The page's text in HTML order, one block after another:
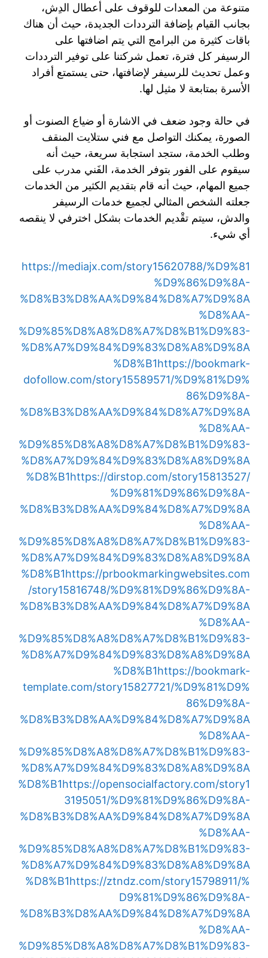
متنوعة من المعدات للوقوف على أعطال الدِش،
بجانب القيام بإضافة الترددات الجديدة، حيث أن هناك
باقات كثيرة من البرامج التي يتم اضافتها على
الرسيفر كل فترة، تعمل شركتنا على توفير الترددات
وعمل تحديث للرسيفر لإضافتها، حتى يستمتع أفراد
الأسرة بمتابعة لا مثيل لها.
في حالة وجود ضعف في الاشارة أو ضياع الصنوت أو
الصورة، يمكنك التواصل مع فني ستلايت المنقف
وطلب الخدمة، ستجد استجابة سريعة، حيث أنه
سيقوم على الفور بتوفر الخدمة، الفَني مدرب على
جميع المهام، حيث أنه قام بتقديم الكثير من الخدمات
جعلته الشخص المثالي لجميع خدمات الرسيفر
والدش، سيتم تقْديم الخدمات بشكل اخترفي لا ينقصه
أي شيء.
https://mediajx.com/story15620788/%D9%81
%D9%86%D9%8A-
%D8%B3%D8%AA%D9%84%D8%A7%D9%8A
%D8%AA-
%D9%85%D8%A8%D8%A7%D8%B1%D9%83-
%D8%A7%D9%84%D9%83%D8%A8%D9%8A
%D8%B1https://bookmark-
dofollow.com/story15589571/%D9%81%D9%
86%D9%8A-
%D8%B3%D8%AA%D9%84%D8%A7%D9%8A
%D8%AA-
%D9%85%D8%A8%D8%A7%D8%B1%D9%83-
%D8%A7%D9%84%D9%83%D8%A8%D9%8A
%D8%B1https://dirstop.com/story15813527/
%D9%81%D9%86%D9%8A-
%D8%B3%D8%AA%D9%84%D8%A7%D9%8A
%D8%AA-
%D9%85%D8%A8%D8%A7%D8%B1%D9%83-
%D8%A7%D9%84%D9%83%D8%A8%D9%8A
%D8%B1https://prbookmarkingwebsites.com
/story15816748/%D9%81%D9%86%D9%8A-
%D8%B3%D8%AA%D9%84%D8%A7%D9%8A
%D8%AA-
%D9%85%D8%A8%D8%A7%D8%B1%D9%83-
%D8%A7%D9%84%D9%83%D8%A8%D9%8A
%D8%B1https://bookmark-
template.com/story15827721/%D9%81%D9%
86%D9%8A-
%D8%B3%D8%AA%D9%84%D8%A7%D9%8A
%D8%AA-
%D9%85%D8%A8%D8%A7%D8%B1%D9%83-
%D8%A7%D9%84%D9%83%D8%A8%D9%8A
%D8%B1https://opensocialfactory.com/story1
3195051/%D9%81%D9%86%D9%8A-
%D8%B3%D8%AA%D9%84%D8%A7%D9%8A
%D8%AA-
%D9%85%D8%A8%D8%A7%D8%B1%D9%83-
%D8%A7%D9%84%D9%83%D8%A8%D9%8A
%D8%B1https://ztndz.com/story15798911/%
D9%81%D9%86%D9%8A-
%D8%B3%D8%AA%D9%84%D8%A7%D9%8A
%D8%AA-
%D9%85%D8%A8%D8%A7%D8%B1%D9%83-